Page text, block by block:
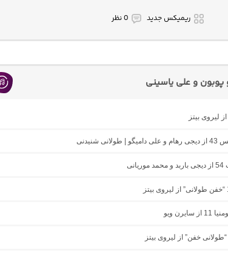
ریمیکس جدید 0 نظر
پوبون و علی یاسینی
ویو